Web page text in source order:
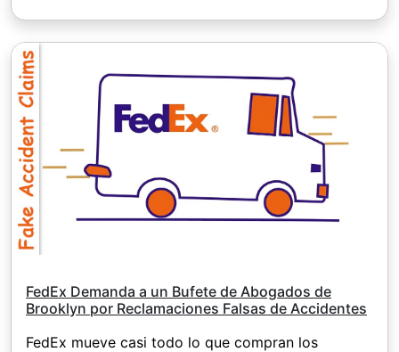
FedEx Demanda a un Bufete de Abogados de
Brooklyn por Reclamaciones Falsas de Accidentes
FedEx mueve casi todo lo que compran los